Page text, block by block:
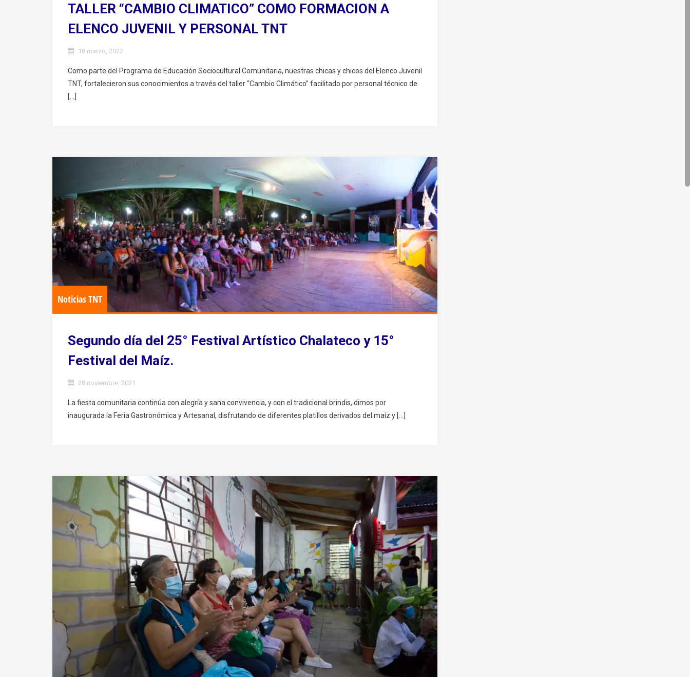
TALLER “CAMBIO CLIMATICO” COMO FORMACION A
ELENCO JUVENIL Y PERSONAL TNT
18 marzo, 2022
Como parte del Programa de Educación Sociocultural Comunitaria, nuestras chicas y chicos del Elenco Juvenil
TNT, fortalecieron sus conocimientos a través del taller “Cambio Climático” facilitado por personal técnico de
[…]
Noticias TNT
Segundo día del 25° Festival Artístico Chalateco y 15°
Festival del Maíz.
28 noviembre, 2021
La fiesta comunitaria continúa con alegría y sana convivencia, y con el tradicional brindis, dimos por
inaugurada la Feria Gastronómica y Artesanal, disfrutando de diferentes platillos derivados del maíz y […]